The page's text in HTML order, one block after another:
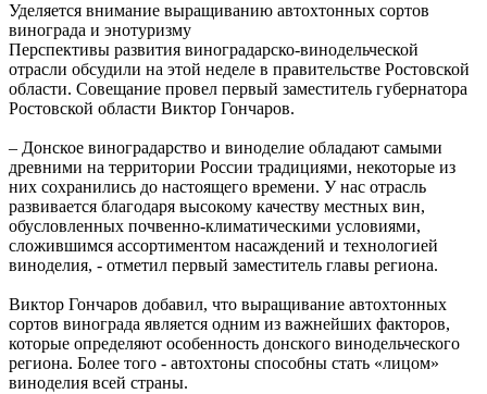
Уделяется внимание выращиванию автохтонных сортов
винограда и энотуризму
Перспективы развития виноградарско-винодельческой
отрасли обсудили на этой неделе в правительстве Ростовской
области. Совещание провел первый заместитель губернатора
Ростовской области Виктор Гончаров.
– Донское виноградарство и виноделие обладают самыми
древними на территории России традициями, некоторые из
них сохранились до настоящего времени. У нас отрасль
развивается благодаря высокому качеству местных вин,
обусловленных почвенно-климатическими условиями,
сложившимся ассортиментом насаждений и технологией
виноделия, - отметил первый заместитель главы региона.
Виктор Гончаров добавил, что выращивание автохтонных
сортов винограда является одним из важнейших факторов,
которые определяют особенность донского винодельческого
региона. Более того - автохтоны способны стать «лицом»
виноделия всей страны.